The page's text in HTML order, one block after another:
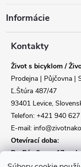
pInformácie
Kontakty
Život s bicyklom /
Prodejna | Půjčovna |
Ľ.Štúra 487/47
93401 Levice,
Telefon: +421 940
E-mail:
Otevírací doba:
Po-Pá : 9,oo - 17,oo
Reklamace